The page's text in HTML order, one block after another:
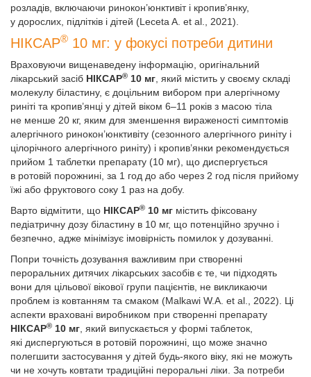
розладів, включаючи ринокон’юнктивіт і кропив’янку,
у дорослих, підлітків і дітей (Leceta A. еt al., 2021).
НІКСАР® 10 мг: у фокусі потреби дитини
Враховуючи вищенаведену інформацію, оригінальний
лікарський засіб НІКСАР® 10 мг , який містить у своєму складі
молекулу біластину, є доцільним вибором при алергічному
риніті та кропив’янці у дітей віком 6–11 років з масою тіла
не менше 20 кг, яким для зменшення вираженості симптомів
алергічного ринокон’юнктивіту (сезонного алергічного риніту і
цілорічного алергічного риніту) і кропив’янки рекомендується
прийом 1 таблетки препарату (10 мг), що диспергується
в ротовій порожнині, за 1 год до або через 2 год після прийому
їжі або фруктового соку 1 раз на добу.
Варто відмітити, що НІКСАР® 10 мг містить фіксовану
педіатричну дозу біластину в 10 мг, що потенційно зручно і
безпечно, адже мінімізує імовірність помилок у дозуванні.
Попри точність дозування важливим при створенні
пероральних дитячих лікарських засобів є те, чи підходять
вони для цільової вікової групи пацієнтів, не викликаючи
проблем із ковтанням та смаком (Malkawi W.A. еt al., 2022). Ці
аспекти враховані виробником при створенні препарату
НІКСАР® 10 мг , який випускається у формі таблеток,
які диспергуються в ротовій порожнині, що може значно
полегшити застосування у дітей будь-якого віку, які не можуть
чи не хочуть ковтати традиційні пероральні ліки. За потреби